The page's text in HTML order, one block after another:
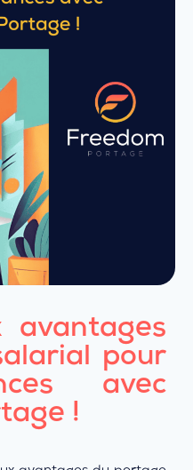
avantages
pour
avec
!